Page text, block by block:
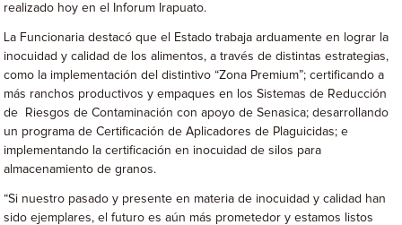
realizado hoy en el Inforum Irapuato.
La Funcionaria destacó que el Estado trabaja arduamente en lograr la
inocuidad y calidad de los alimentos, a través de distintas estrategias,
como la implementación del distintivo “Zona Premium”; certificando a
más ranchos productivos y empaques en los Sistemas de Reducción
de Riesgos de Contaminación con apoyo de Senasica; desarrollando
un programa de Certificación de Aplicadores de Plaguicidas; e
implementando la certificación en inocuidad de silos para
almacenamiento de granos.
“Si nuestro pasado y presente en materia de inocuidad y calidad han
sido ejemplares, el futuro es aún más prometedor y estamos listos